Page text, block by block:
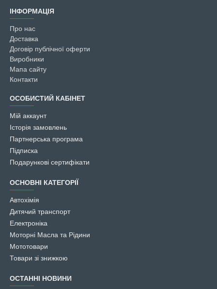
ІНФОРМАЦІЯ
Про нас
Доставка
Договір публічної оферти
Виробники
Мапа сайту
Контакти
ОСОБИСТИЙ КАБІНЕТ
Мій аккаунт
Історія замовлень
Партнерська програма
Підписка
Подарункові сертифікати
ОСНОВНІ КАТЕГОРІЇ
Автохімія
Дитячий транспорт
Електроніка
Моторні Масла та Рідини
Мототовари
Товари зі знижкою
ОСТАННІ НОВИНИ